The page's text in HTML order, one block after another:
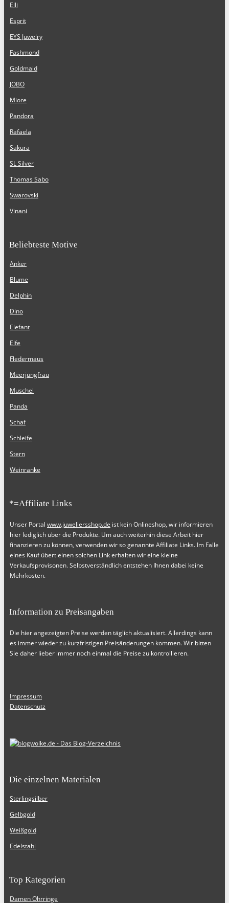
Elli
Esprit
EYS Juwelry
Fashmond
Goldmaid
JOBO
Miore
Pandora
Rafaela
Sakura
SL Silver
Thomas Sabo
Swarovski
Vinani
Beliebteste Motive
Anker
Blume
Delphin
Dino
Elefant
Elfe
Fledermaus
Meerjungfrau
Muschel
Panda
Schaf
Schleife
Stern
Weinranke
*=Affiliate Links
Unser Portal www.juweliersshop.de ist kein Onlineshop, wir informieren
hier lediglich über die Produkte. Um auch weiterhin diese Arbeit hier
finanzieren zu können, verwenden wir so genannte Affiliate Links. Im Falle
eines Kauf übert einen solchen Link erhalten wir eine kleine
Verkaufsprovisonen. Selbstverständlich entstehen Ihnen dabei keine
Mehrkosten.
Information zu Preisangaben
Die hier angezeigten Preise werden täglich aktualisiert. Allerdings kann
es immer wieder zu kurzfristigen Preisänderungen kommen. Wir bitten
Sie daher lieber immer noch einmal die Preise zu kontrollieren.
Impressum
Datenschutz
Die einzelnen Materialen
Sterlingsilber
Gelbgold
Weißgold
Edelstahl
Top Kategorien
Damen Ohrringe